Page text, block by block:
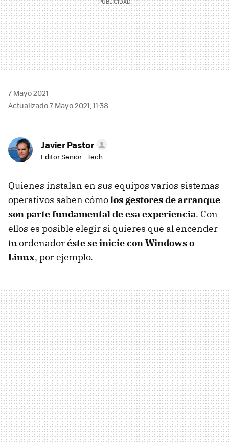
7 Mayo 2021
Actualizado 7 Mayo 2021, 11:38
Javier Pastor
Editor Senior - Tech
Quienes instalan en sus equipos varios sistemas
operativos saben cómolos gestores de arranque
son parte fundamental de esa experiencia. Con
ellos es posible elegir si quieres que al encender
tu ordenadoréste se inicie con Windows o
Linux, por ejemplo.